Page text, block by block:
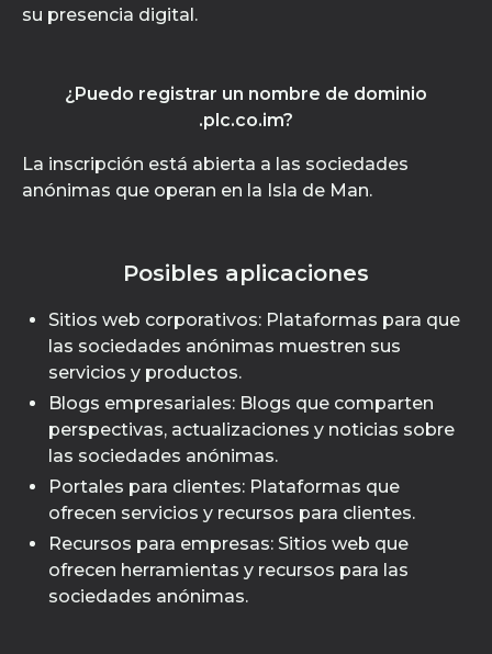
su presencia digital.
¿Puedo registrar un nombre de dominio
.plc.co.im?
La inscripción está abierta a las sociedades
anónimas que operan en la Isla de Man.
Posibles aplicaciones
Sitios web corporativos: Plataformas para que
las sociedades anónimas muestren sus
servicios y productos.
Blogs empresariales: Blogs que comparten
perspectivas, actualizaciones y noticias sobre
las sociedades anónimas.
Portales para clientes: Plataformas que
ofrecen servicios y recursos para clientes.
Recursos para empresas: Sitios web que
ofrecen herramientas y recursos para las
sociedades anónimas.